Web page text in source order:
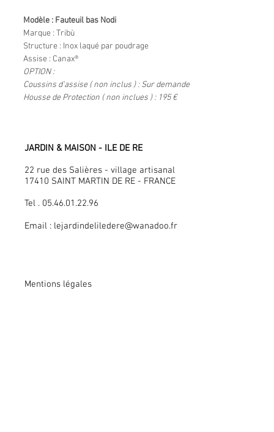
Modèle : Fauteuil bas Nodi
Marque : Tribù
Structure : Inox laqué par poudrage
Assise : Canax®
OPTION :
Coussins d'assise ( non inclus ) : Sur demande
Housse de Protection ( non inclues ) : 195 €
JARDIN & MAISON - ILE DE RE
22 rue des Salières - village artisanal
17410 SAINT MARTIN DE RE - FRANCE
Tel . 05.46.01.22.96
Email : lejardindeliledere@wanadoo.fr
Mentions légales